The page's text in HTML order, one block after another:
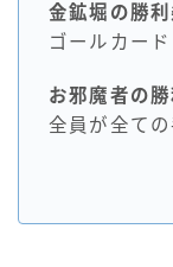
金鉱堀の勝利
ゴールカー
お邪魔者の
全員が全て